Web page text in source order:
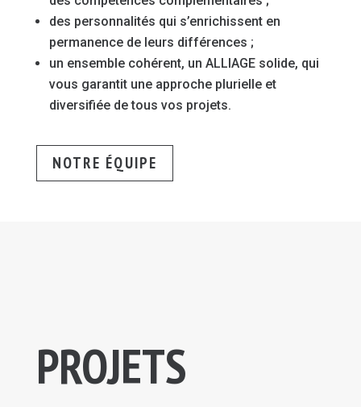
des personnalités qui s’enrichissent en
permanence de leurs différences ;
un ensemble cohérent, un ALLIAGE solide, qui
vous garantit une approche plurielle et
diversifiée de tous vos projets.
NOTRE ÉQUIPE
PROJETS